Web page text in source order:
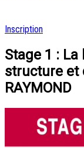
Inscription
Stage 1 :
structure et
RAYMOND